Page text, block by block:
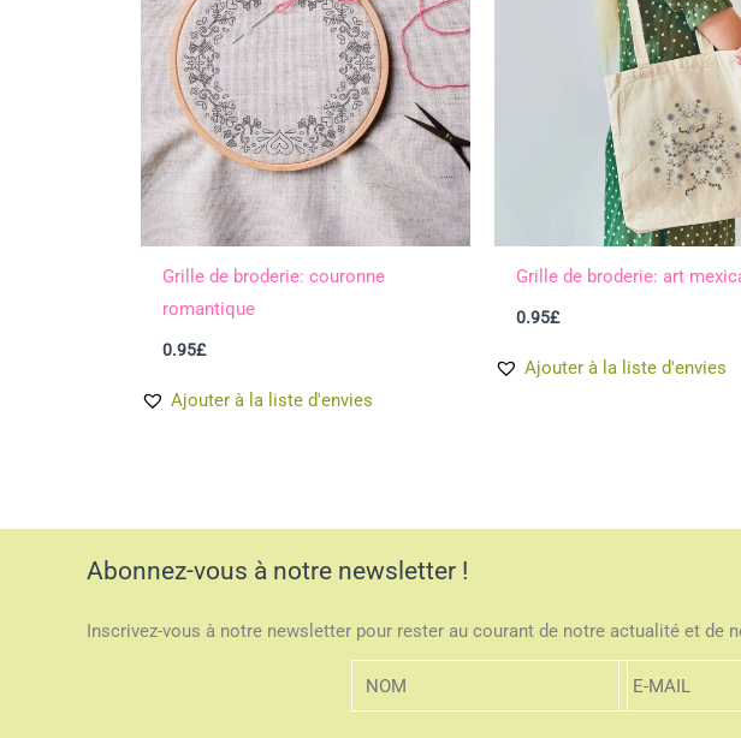
Grille de broderie: couronne
romantique
0.95£
Ajouter à la liste d'envies
Grille de broderie: art
0.95£
Ajouter à la liste d'envies
Abonnez-vous à notre newsletter !
Inscrivez-vous à notre newsletter pour rester au courant de notre actualité et de